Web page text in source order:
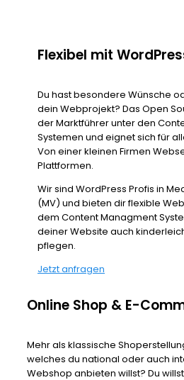
Flexibel mit
Du hast besondere Wünsche
dein Webprojekt? Das Open
der Marktführer unter den
Systemen und eignet sich für
Von einer kleinen Firmen
Plattformen.
Wir sind WordPress Profis in
(MV) und bieten dir flexible
dem Content Managment
deiner Website auch
pflegen.
Jetzt anfragen
Online Shop & E-
Mehr als klassische
welches du national oder auch
Webshop anbieten willst? Du